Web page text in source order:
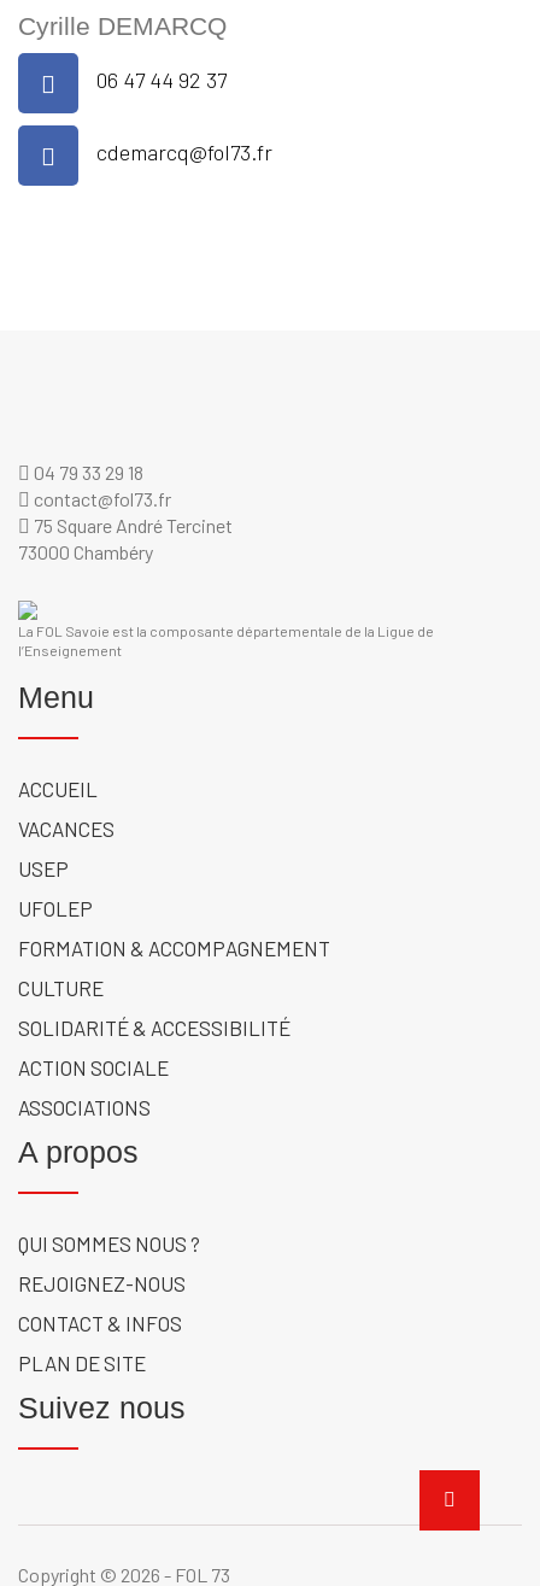
Cyrille DEMARCQ
06 47 44 92 37
cdemarcq@fol73.fr
04 79 33 29 18
contact@fol73.fr
75 Square André Tercinet
73000 Chambéry
La FOL Savoie est la composante départementale de la Ligue de
l’Enseignement
Menu
ACCUEIL
VACANCES
USEP
UFOLEP
FORMATION & ACCOMPAGNEMENT
CULTURE
SOLIDARITÉ & ACCESSIBILITÉ
ACTION SOCIALE
ASSOCIATIONS
A propos
QUI SOMMES NOUS ?
REJOIGNEZ-NOUS
CONTACT & INFOS
PLAN DE SITE
Suivez nous
Copyright © 2026 - FOL 73